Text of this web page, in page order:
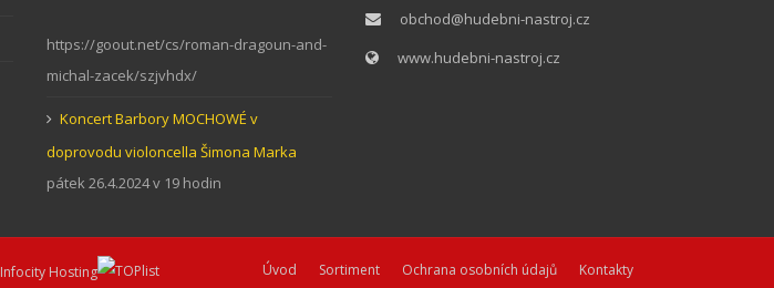
https://goout.net/cs/roman-dragoun-and-
michal-zacek/szjvhdx/
Koncert Barbory MOCHOWÉ v
doprovodu violoncella Šimona Marka
pátek 26.4.2024 v 19 hodin
obchod@hudebni-nastroj.cz
www.hudebni-nastroj.cz
Infocity Hosting Úvod Sortiment Ochrana osobních údajů Kontakty